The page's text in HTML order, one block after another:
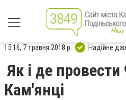
15:16, 7 травня 2018 р. Надійне
Як і де провести
Кам'янці